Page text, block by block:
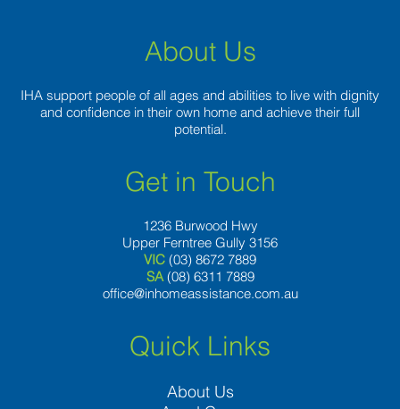
About Us
IHA support people of all ages and abilities to live with dignity
and confidence in their own home and achieve their full
potential.
Get in Touch
1236 Burwood Hwy
Upper Ferntree Gully 3156
VIC (03) 8672 7889
SA (08) 6311 7889
office@inhomeassistance.com.au
Quick Links
About Us